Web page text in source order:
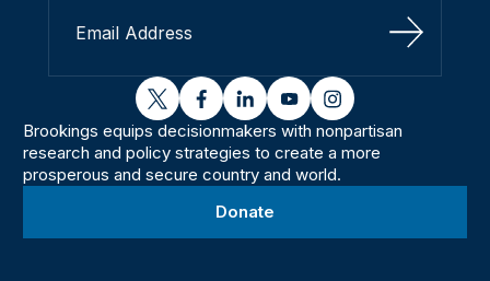
Sign Up
twitterfacebooklinkedinyoutubeinstagram
Brookings equips decisionmakers with nonpartisan
research and policy strategies to create a more
prosperous and secure country and world.
Donate